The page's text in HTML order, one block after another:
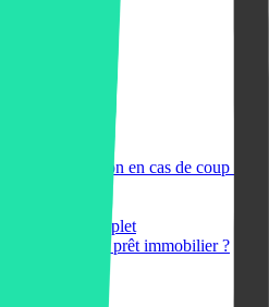
disponible
: une solution en cas de coup dur
avantages
: guide complet
assurance prêt immobilier ?